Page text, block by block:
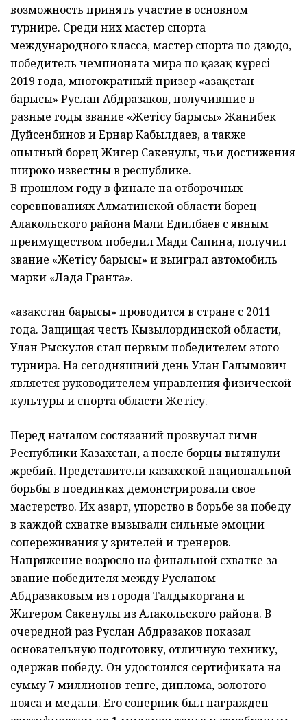
возможность принять участие в основном
турнире. Среди них мастер спорта
международного класса, мастер спорта по дзюдо,
победитель чемпионата мира по қазақ күресі
2019 года, многократный призер «Қазақстан
барысы» Руслан Абдразаков, получившие в
разные годы звание «Жетісу барысы» Жанибек
Дуйсенбинов и Ернар Кабылдаев, а также
опытный борец Жигер Сакенулы, чьи достижения
широко известны в республике.
В прошлом году в финале на отборочных
соревнованиях Алматинской области борец
Алакольского района Мали Едилбаев с явным
преимуществом победил Мади Сапина, получил
звание «Жетісу барысы» и выиграл автомобиль
марки «Лада Гранта».
«Қазақстан барысы» проводится в стране с 2011
года. Защищая честь Кызылординской области,
Улан Рыскулов стал первым победителем этого
турнира. На сегодняшний день Улан Галымович
является руководителем управления физической
культуры и спорта области Жетісу.
Перед началом состязаний прозвучал гимн
Республики Казахстан, а после борцы вытянули
жребий. Представители казахской национальной
борьбы в поединках демонстрировали свое
мастерство. Их азарт, упорство в борьбе за победу
в каждой схватке вызывали сильные эмоции
сопереживания у зрителей и тренеров.
Напряжение возросло на финальной схватке за
звание победителя между Русланом
Абдразаковым из города Талдыкоргана и
Жигером Сакенулы из Алакольского района. В
очередной раз Руслан Абдразаков показал
основательную подготовку, отличную технику,
одержав победу. Он удостоился сертификата на
сумму 7 миллионов тенге, диплома, золотого
пояса и медали. Его соперник был награжден